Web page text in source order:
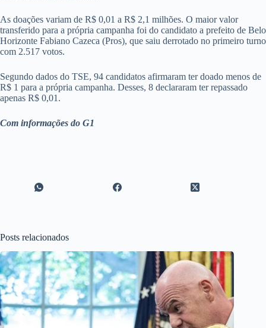
As doações variam de R$ 0,01 a R$ 2,1 milhões. O maior valor
transferido para a própria campanha foi do candidato a prefeito de Belo
Horizonte Fabiano Cazeca (Pros), que saiu derrotado no primeiro turno
com 2.517 votos.
Segundo dados do TSE, 94 candidatos afirmaram ter doado menos de
R$ 1 para a própria campanha. Desses, 8 declararam ter repassado
apenas R$ 0,01.
Com informações do G1
Posts relacionados